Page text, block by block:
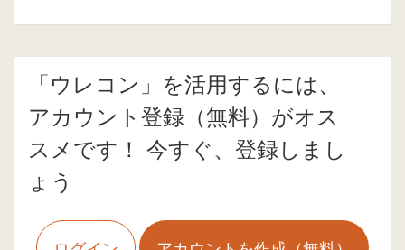
「ウレコン」を活用するには、
アカウント登録（無料）がオス
スメです！ 今すぐ、登録しまし
ょう